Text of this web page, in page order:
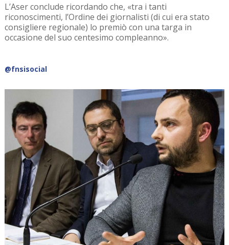
L’Aser conclude ricordando che, «tra i tanti
riconoscimenti, l’Ordine dei giornalisti (di cui era stato
consigliere regionale) lo premiò con una targa in
occasione del suo centesimo compleanno».
@fnsisocial